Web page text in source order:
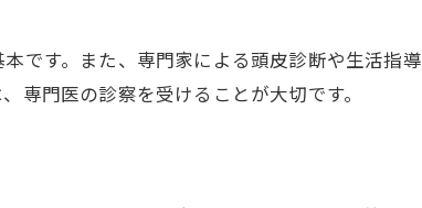
です。また、専門家による頭皮診断や生活指
専門医の診察を受けることが大切です。